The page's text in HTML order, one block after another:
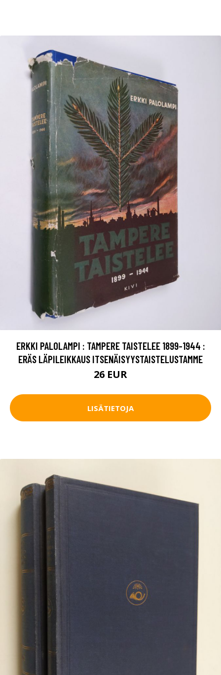
ERKKI PALOLAMPI : TAMPERE TAISTELEE 1899-1944 :
ERÄS LÄPILEIKKAUS ITSENÄISYYSTAISTELUSTAMME
26 EUR
LISÄTIETOJA